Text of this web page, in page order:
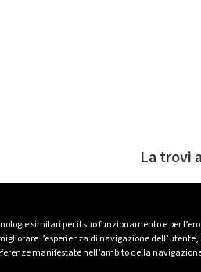
similari per il suo funzionamento e per
l’esperienza di navigazione
manifestate nell’ambito della
La trovi